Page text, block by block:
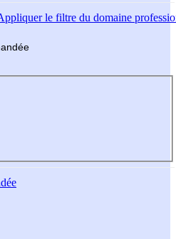
le filtre du domaine